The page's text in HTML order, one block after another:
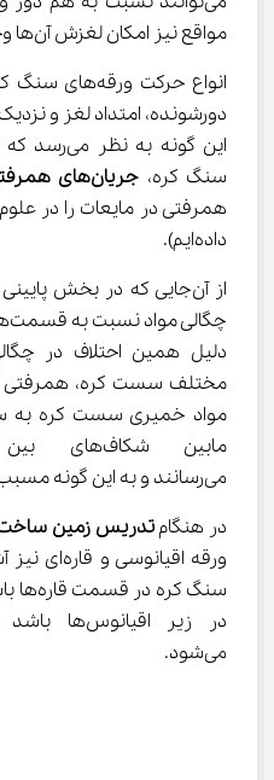
مواقع نیز امکان لغزش آن‌ها وجود دارد.
دورشونده، امتداد لغز و
سنگ کره، جریان‌های همرفتی سست کره
همرفتی در مایعات را در
داده‌ایم).
از آن‌جایی که در بخش
می‌رسانند و به این گونه مسبب حرکت در ورقه‌ها می‌شوند.
در هنگام تدریس زمین ساخت
سنگ کره در قسمت قاره‌ها باشد به آن «
در زیر اقیانوس‌ها باشد به آن «
می‌شود.